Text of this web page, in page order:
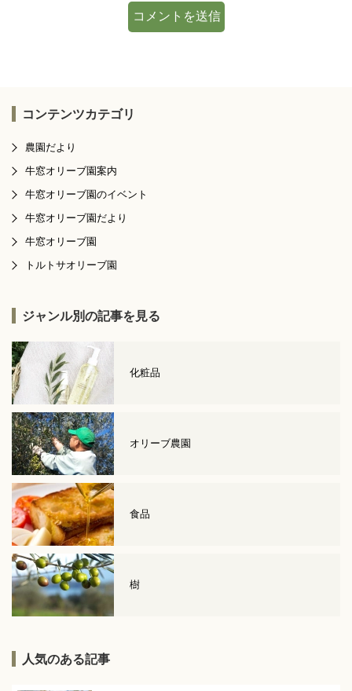
コンテンツカテゴリ
農園だより
牛窓オリーブ園案内
牛窓オリーブ園のイベント
牛窓オリーブ園だより
牛窓オリーブ園
トルトサオリーブ園
ジャンル別の記事を見る
化粧品
オリーブ農園
食品
樹
人気のある記事